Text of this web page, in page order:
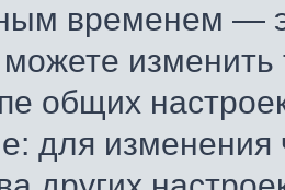
временем —
изменить
общих
для изменения